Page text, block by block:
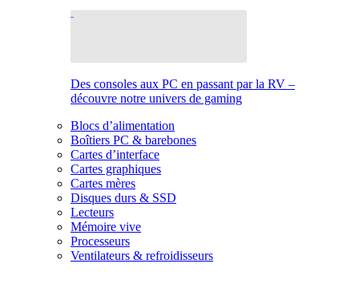
Des consoles aux PC en passant par la RV –
découvre notre univers de gaming
Blocs d’alimentation
Boîtiers PC & barebones
Cartes d’interface
Cartes graphiques
Cartes mères
Disques durs & SSD
Lecteurs
Mémoire vive
Processeurs
Ventilateurs & refroidisseurs